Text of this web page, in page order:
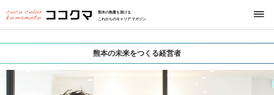
熊本の熱量を届ける
これからのキャリアマガジン
熊本の未来をつくる経営者